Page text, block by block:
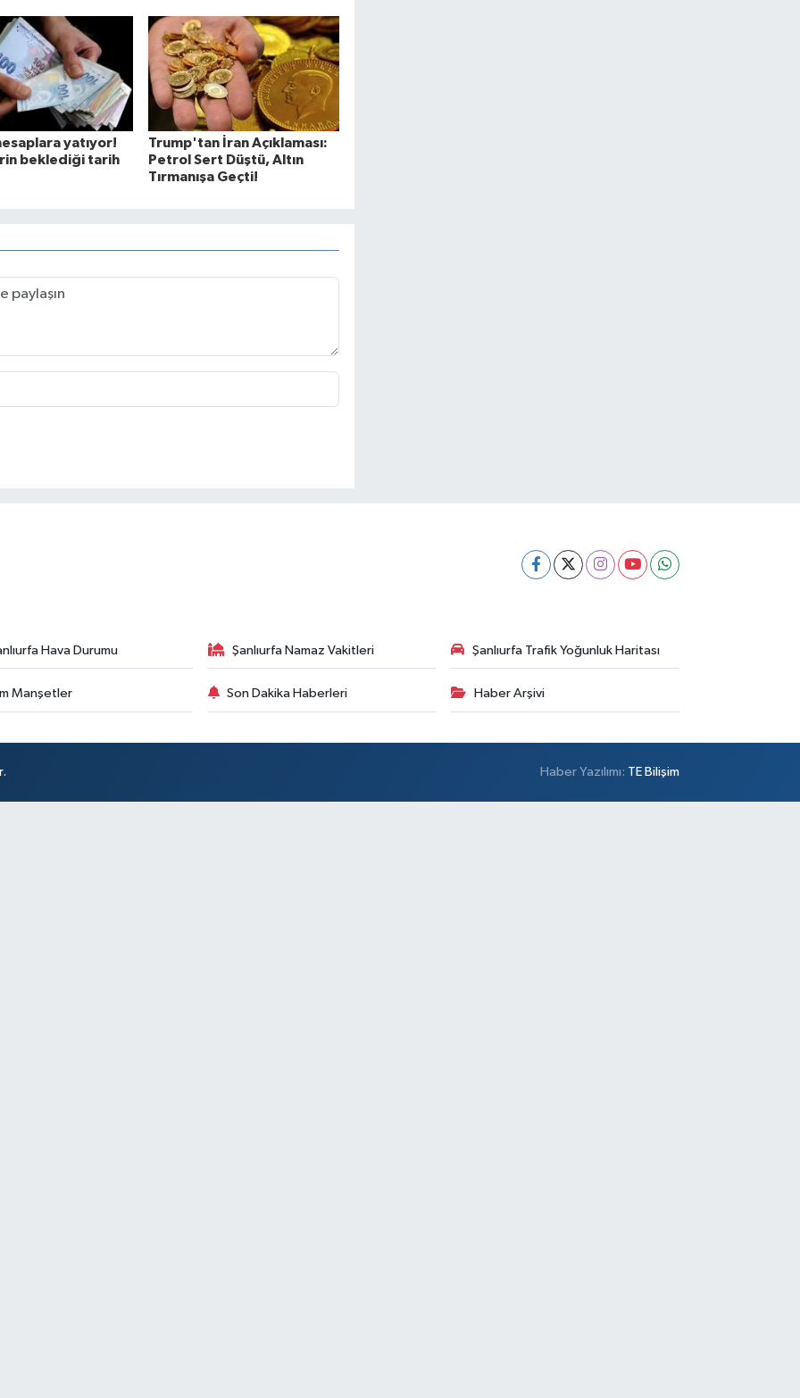
yatıyor!
beklediği tarih
Trump'tan İran Açıklaması:
Petrol Sert Düştü, Altın
Tırmanışa Geçti!
Hava Durumu Şanlıurfa Namaz Vakitleri Şanlıurfa Trafik Yoğunluk Haritası
Manşetler Son Dakika Haberleri Haber Arşivi
Haber Yazılımı: TE Bilişim